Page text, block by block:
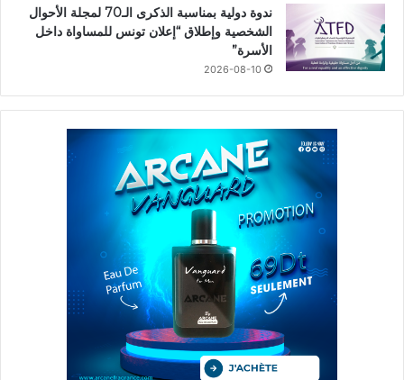
ندوة دولية بمناسبة الذكرى الـ70 لمجلة الأحوال
الشخصية وإطلاق “إعلان تونس للمساواة داخل
الأسرة”
2026-08-10